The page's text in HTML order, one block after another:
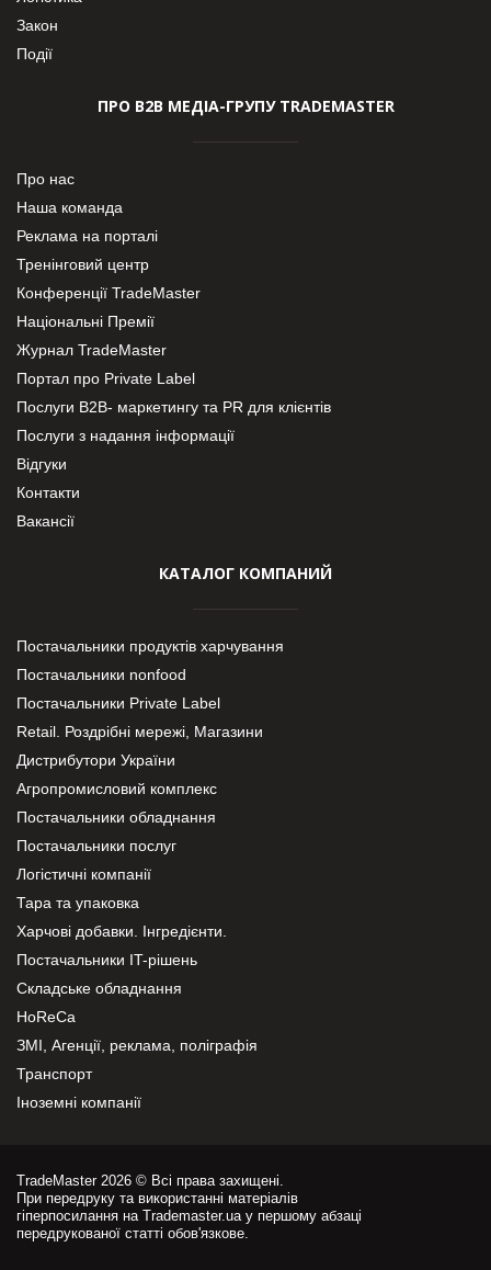
Закон
Події
ПРО В2В МЕДІА-ГРУПУ TRADEMASTER
Про нас
Наша команда
Реклама на порталі
Тренінговий центр
Конференції TradeMaster
Національні Премії
Журнал TradeMaster
Портал про Private Label
Послуги В2В- маркетингу та PR для клієнтів
Послуги з надання інформації
Відгуки
Контакти
Вакансії
КАТАЛОГ КОМПАНИЙ
Постачальники продуктів харчування
Постачальники nonfood
Постачальники Private Label
Retail. Роздрібні мережі, Магазини
Дистрибутори України
Агропромисловий комплекс
Постачальники обладнання
Постачальники послуг
Логістичні компанії
Тара та упаковка
Харчові добавки. Інгредієнти.
Постачальники IT-рішень
Складське обладнання
HoReCa
ЗМІ, Агенції, реклама, поліграфія
Транспорт
Іноземні компанії
TradeMaster 2026 © Всі права захищені.
При передруку та використанні матеріалів
гіперпосилання на Trademaster.ua у першому абзаці
передрукованої статті обов'язкове.